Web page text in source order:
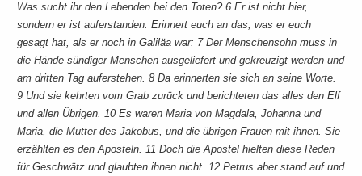
Was sucht ihr den Lebenden bei den Toten? 6 Er ist nicht hier,
sondern er ist auferstanden. Erinnert euch an das, was er euch
gesagt hat, als er noch in Galiläa war: 7 Der Menschensohn muss in
die Hände sündiger Menschen ausgeliefert und gekreuzigt werden und
am dritten Tag auferstehen. 8 Da erinnerten sie sich an seine Worte.
9 Und sie kehrten vom Grab zurück und berichteten das alles den Elf
und allen Übrigen. 10 Es waren Maria von Magdala, Johanna und
Maria, die Mutter des Jakobus, und die übrigen Frauen mit ihnen. Sie
erzählten es den Aposteln. 11 Doch die Apostel hielten diese Reden
für Geschwätz und glaubten ihnen nicht. 12 Petrus aber stand auf und